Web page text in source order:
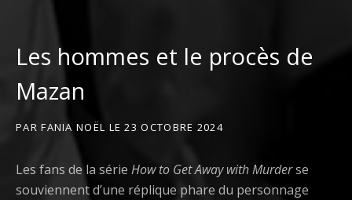
Les hommes et le procès de
Mazan
PARFANIA NOËL LE 23 OCTOBRE 2024
Les fans de la série How to Get Away with Murderse
souviennent d’une réplique phare du personnage